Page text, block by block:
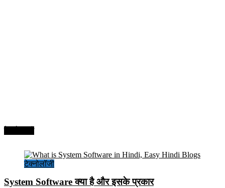
टेक्नोलॉजी
System Software क्या है और इसके प्रकार